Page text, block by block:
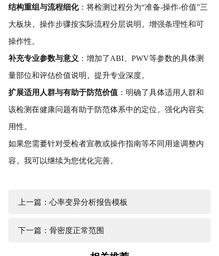
结构重组与流程细化：将检测过程分为“准备-操作-价值”三
大板块，操作步骤按实际流程分层说明，增强条理性和可
操作性。
补充专业参数与意义 ：增加了ABI、PWV等参数的具体测
量部位和评估价值说明，提升专业深度。
扩展适用人群与有助于防范价值：明确了具体适用人群和
该检测在健康问题有助于防范体系中的定位，强化内容实
用性。
如果您需要针对受检者宣教或操作指南等不同用途调整内
容，我可以继续为您优化完善。
上一篇：心率变异分析报告模板
下一篇：骨密度正常范围